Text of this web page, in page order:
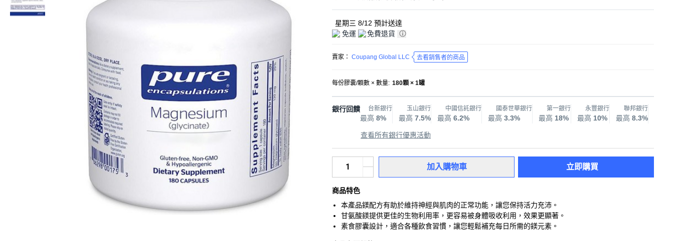
星期三 8/12 預計送達
免運
免費退貨
賣家： Coupang Global LLC 去看銷售者的商品
每份膠囊/顆數 × 數量: 180顆 × 1罐
銀行回饋 台新銀行
最高 8%
玉山銀行
最高 7.5%
中國信託銀行
最高 6.2%
國泰世華銀行
最高 3.3%
第一銀行
最高 18%
永豐銀行
最高 10%
聯邦銀行
最高 8.3%
查看所有銀行優惠活動
加入購物車 立即購買
商品特色
本產品鎂配方有助於維持神經與肌肉的正常功能，讓您保持活力充沛。
甘氨酸鎂提供更佳的生物利用率，更容易被身體吸收利用，效果更顯著。
素食膠囊設計，適合各種飲食習慣，讓您輕鬆補充每日所需的鎂元素。